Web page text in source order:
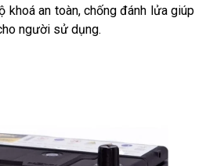
khoá an toàn, chống đánh lửa giúp
người sử dụng.